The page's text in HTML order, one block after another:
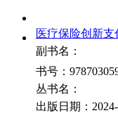
医疗保险创新
副书名：
书号：
丛书名：
出版日期：2024-